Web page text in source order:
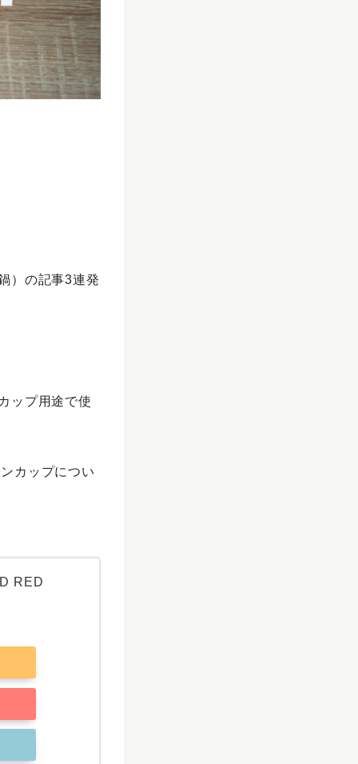
）の記事3連発
ップ用途で使
カップについ
RED